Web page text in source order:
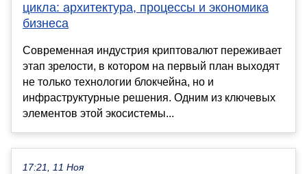
цикла: архитектура, процессы и экономика
бизнеса
Современная индустрия криптовалют переживает
этап зрелости, в котором на первый план выходят
не только технологии блокчейна, но и
инфраструктурные решения. Одним из ключевых
элементов этой экосистемы...
17:21, 11 Ноя